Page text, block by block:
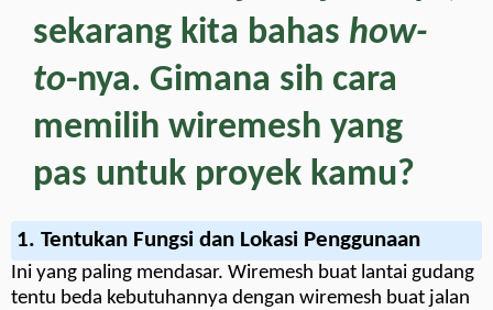
sekarang kita bahas how-
to-nya. Gimana sih cara
memilih wiremesh yang
pas untuk proyek kamu?
1. Tentukan Fungsi dan Lokasi Penggunaan
Ini yang paling mendasar. Wiremesh buat lantai gudang
tentu beda kebutuhannya dengan wiremesh buat jalan